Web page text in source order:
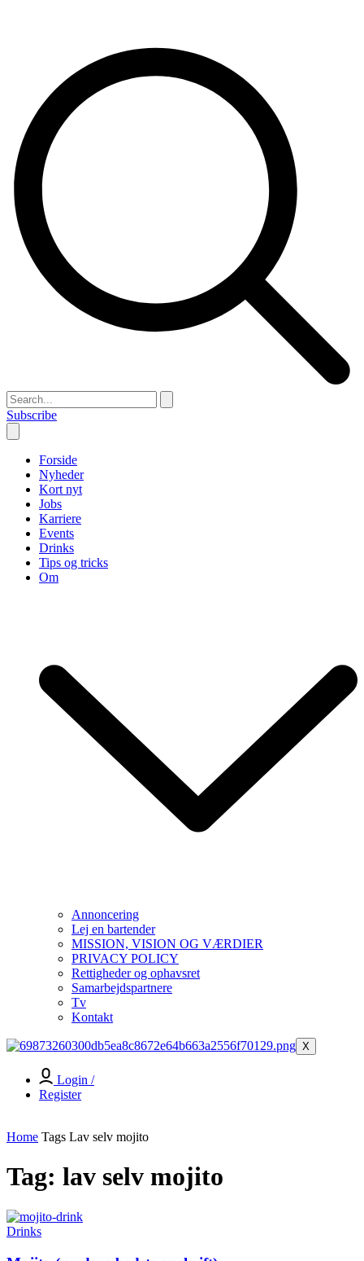
Subscribe
Forside
Nyheder
Kort nyt
Jobs
Karriere
Events
Drinks
Tips og tricks
Om
Annoncering
Lej en bartender
MISSION, VISION OG VÆRDIER
PRIVACY POLICY
Rettigheder og ophavsret
Samarbejdspartnere
Tv
Kontakt
X
Login /
Register
Home Tags Lav selv mojito
Tag: lav selv mojito
Drinks